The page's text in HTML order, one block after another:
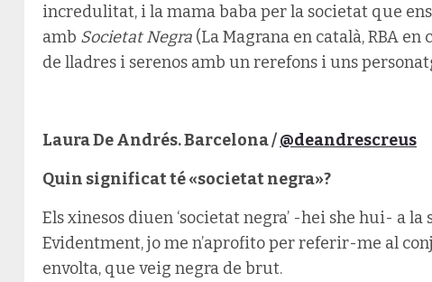
incredulitat, i la mama baba per la societat que
amb Societat Negra (La Magrana en català, RBA en
de lladres i serenos amb un rerefons i uns
Laura De Andrés. Barcelona /@deandrescreus
Quin significat té «societat negra»?
Els xinesos diuen ‘societat negra’ -hei she hui- a la
Evidentment, jo me n’aprofito per referir-me al
envolta, que veig negra de brut.